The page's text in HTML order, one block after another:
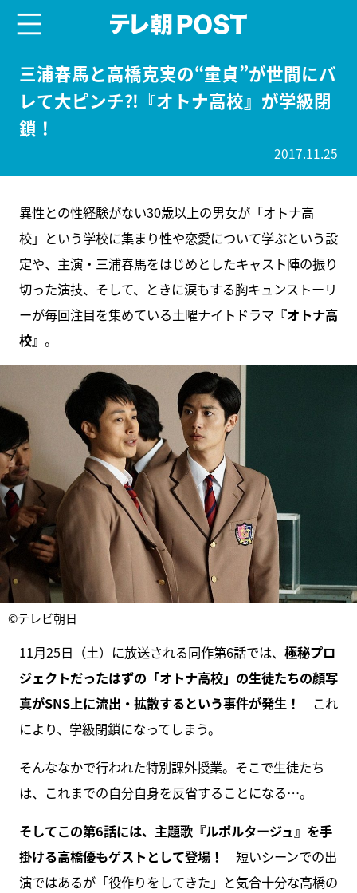
三浦春馬と高橋克実の“童貞”が世間にバ
レて大ピンチ⁈『オトナ高校』が学級閉
鎖！
2017.11.25
異性との性経験がない30歳以上の男女が「オトナ高
校」という学校に集まり性や恋愛について学ぶという設
定や、主演・三浦春馬をはじめとしたキャスト陣の振り
切った演技、そして、ときに涙もする胸キュンストーリ
ーが毎回注目を集めている土曜ナイトドラマ 『オトナ高
校』 。
©テレビ朝日
11月25日（土）に放送される同作第6話では、 極秘プロ
ジェクトだったはずの「オトナ高校」の生徒たちの顔写
真がSNS上に流出・拡散するという事件が発生！
これ
により、学級閉鎖になってしまう。
そんななかで行われた特別課外授業。そこで生徒たち
は、これまでの自分自身を反省することになる…。
そしてこの第6話には、主題歌『ルポルタージュ』を手
掛ける高橋優もゲストとして登場！ 短いシーンでの出
演ではあるが「役作りをしてきた」と気合十分な高橋の